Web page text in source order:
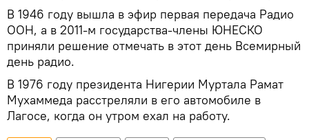
В 1946 году вышла в эфир первая передача Радио
ООН, а в 2011-м государства-члены ЮНЕСКО
приняли решение отмечать в этот день Всемирный
день радио.
В 1976 году президента Нигерии Муртала Рамат
Мухаммеда расстреляли в его автомобиле в
Лагосе, когда он утром ехал на работу.